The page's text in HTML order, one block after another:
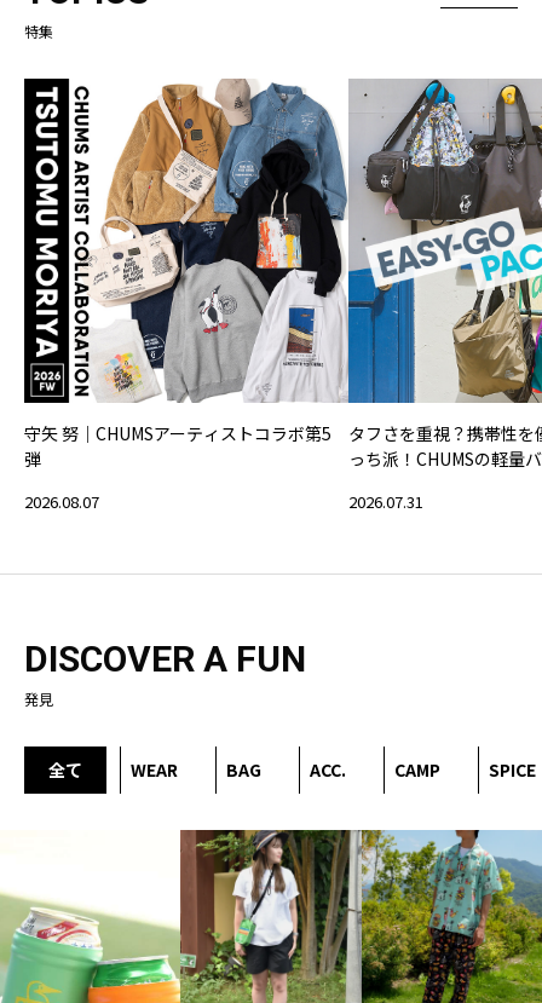
特集
守矢 努｜CHUMSアーティストコラボ第5
弾
2026.08.07
タフさを重視？携帯性
っち派！CHUMSの軽量
2026.07.31
DISCOVER A FUN
発見
全て WEAR BAG ACC. CAMP SPICE